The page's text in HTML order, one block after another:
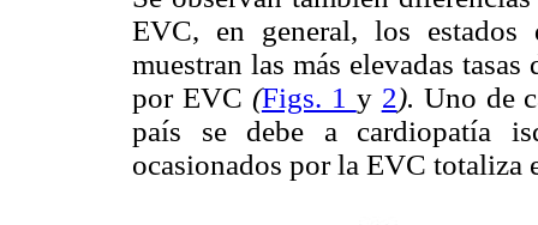
EVC, en general, los
muestran las más elevadas
por EVC (Figs. 1 y 2). Uno de
país se debe a cardiopatía
ocasionados por la EVC totaliza